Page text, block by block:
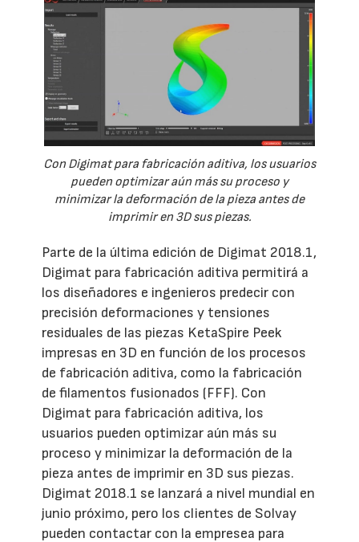
Con Digimat para fabricación aditiva, los usuarios
pueden optimizar aún más su proceso y
minimizar la deformación de la pieza antes de
imprimir en 3D sus piezas.
Parte de la última edición de Digimat 2018.1,
Digimat para fabricación aditiva permitirá a
los diseñadores e ingenieros predecir con
precisión deformaciones y tensiones
residuales de las piezas KetaSpire Peek
impresas en 3D en función de los procesos
de fabricación aditiva, como la fabricación
de filamentos fusionados (FFF). Con
Digimat para fabricación aditiva, los
usuarios pueden optimizar aún más su
proceso y minimizar la deformación de la
pieza antes de imprimir en 3D sus piezas.
Digimat 2018.1 se lanzará a nivel mundial en
junio próximo, pero los clientes de Solvay
pueden contactar con la empresea para